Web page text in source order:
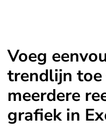
Voeg
trendlijn
meerdere
grafiek in